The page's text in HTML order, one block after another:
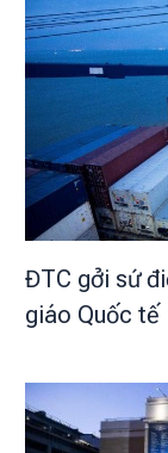
ĐTC gởi sứ
giáo Quốc tế